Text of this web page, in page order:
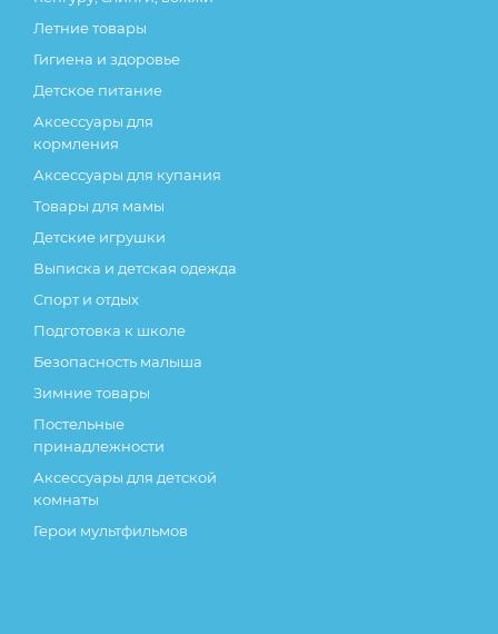
Летние товары
Гигиена и здоровье
Детское питание
Аксессуары для
кормления
Аксессуары для купания
Товары для мамы
Детские игрушки
Выписка и детская одежда
Спорт и отдых
Подготовка к школе
Безопасность малыша
Зимние товары
Постельные
принадлежности
Аксессуары для детской
комнаты
Герои мультфильмов